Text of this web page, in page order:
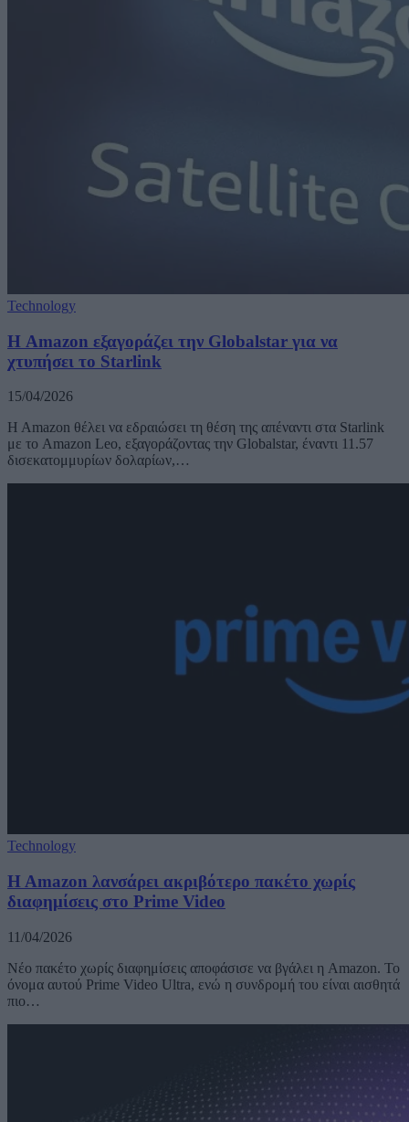
Technology
Η Amazon εξαγοράζει την Globalstar για να
χτυπήσει το Starlink
15/04/2026
H Amazon θέλει να εδραιώσει τη θέση της απέναντι στα Starlink
με το Amazon Leo, εξαγοράζοντας την Globalstar, έναντι 11.57
δισεκατομμυρίων δολαρίων,…
Technology
H Amazon λανσάρει ακριβότερο πακέτο χωρίς
διαφημίσεις στο Prime Video
11/04/2026
Νέο πακέτο χωρίς διαφημίσεις αποφάσισε να βγάλει η Amazon. Το
όνομα αυτού Prime Video Ultra, ενώ η συνδρομή του είναι αισθητά
πιο…